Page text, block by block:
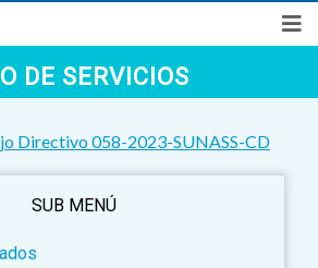
y el Fortalecimiento de la Democracia"
DE SERVICIOS
Directivo 058-2023-SUNASS-CD
SUB MENÚ